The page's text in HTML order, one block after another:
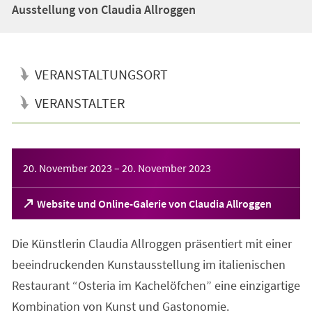
Ausstellung von Claudia Allroggen
VERANSTALTUNGSORT
VERANSTALTER
20. November 2023 – 20. November 2023
Website und Online-Galerie von Claudia Allroggen
(Öffnet
in
neuen
Tab)
Die Künstlerin Claudia Allroggen präsentiert mit einer
beeindruckenden Kunstausstellung im italienischen
Restaurant “Osteria im Kachelöfchen” eine einzigartige
Kombination von Kunst und Gastonomie.